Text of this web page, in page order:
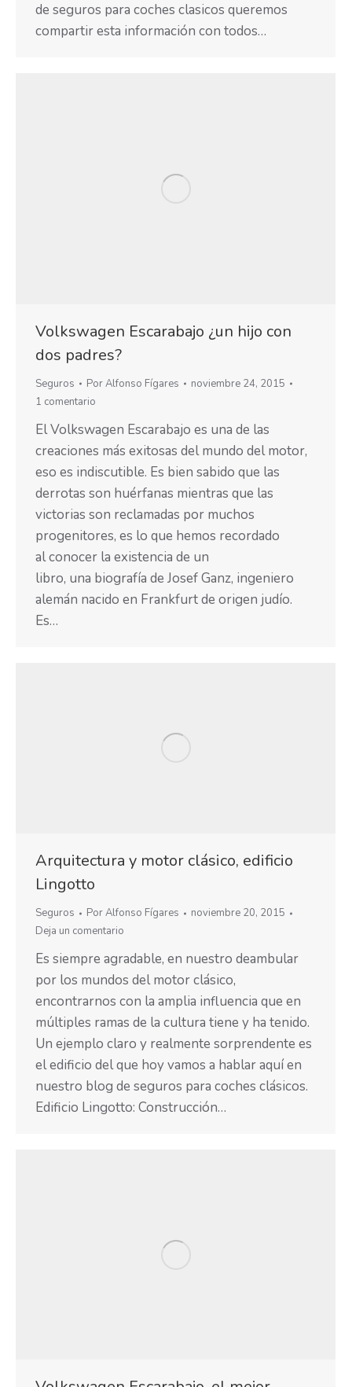
de seguros para coches clasicos queremos
compartir esta información con todos…
Volkswagen Escarabajo ¿un hijo con
dos padres?
Seguros PorAlfonso Fígares
noviembre 24, 2015
1 comentario
El Volkswagen Escarabajo es una de las
creaciones más exitosas del mundo del motor,
eso es indiscutible. Es bien sabido que las
derrotas son huérfanas mientras que las
victorias son reclamadas por muchos
progenitores, es lo que hemos recordado
al conocer la existencia de un
libro, una biografía de Josef Ganz, ingeniero
alemán nacido en Frankfurt de origen judío.
Es…
Arquitectura y motor clásico, edificio
Lingotto
Seguros PorAlfonso Fígares
noviembre 20, 2015
Deja un comentario
Es siempre agradable, en nuestro deambular
por los mundos del motor clásico,
encontrarnos con la amplia influencia que en
múltiples ramas de la cultura tiene y ha tenido.
Un ejemplo claro y realmente sorprendente es
el edificio del que hoy vamos a hablar aquí en
nuestro blog de seguros para coches clásicos.
Edificio Lingotto: Construcción…